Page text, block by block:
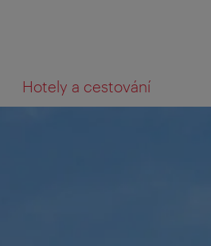
Hotely a cestování